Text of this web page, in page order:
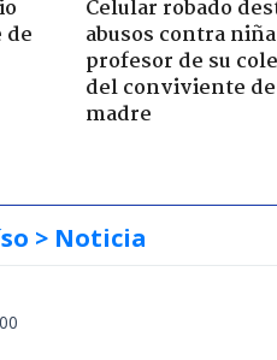
de
Celular robado
abusos contra
profesor de su
del conviviente
madre
> Noticia